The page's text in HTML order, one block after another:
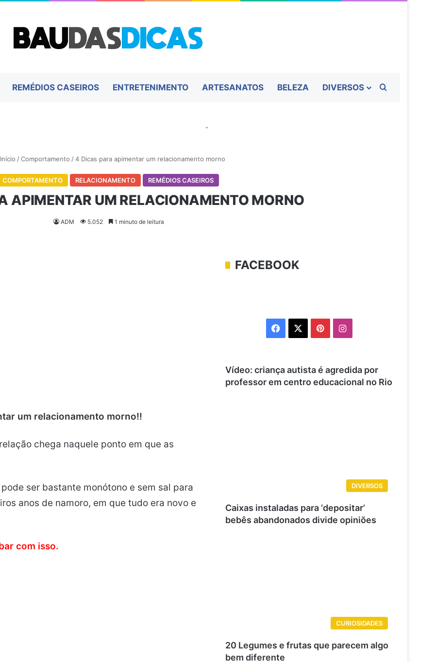
REMÉDIOS CASEIROS ENTRETENIMENTO ARTESANATOS BELEZA DIVERSOS
-
Início /Comportamento /4 Dicas para apimentar um relacionamento morno
COMPORTAMENTO RELACIONAMENTO REMÉDIOS CASEIROS
APIMENTAR UM RELACIONAMENTO MORNO
ADM 5.052 1 minuto de leitura
um relacionamento morno!!
chega naquele ponto em que as
ser bastante monótono e sem sal para
anos de namoro, em que tudo era novo e
com isso.
FACEBOOK
Facebook PinterestInstagram
Vídeo: criança autista é agredida por
professor em centro educacional no Rio
DIVERSOS
Caixas instaladas para ‘depositar’
bebês abandonados divide opiniões
CURIOSIDADES
20 Legumes e frutas que parecem algo
bem diferente